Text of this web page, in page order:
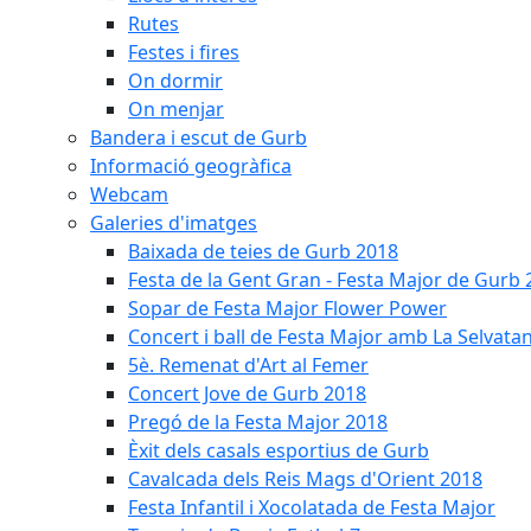
Rutes
Festes i fires
On dormir
On menjar
Bandera i escut de Gurb
Informació geogràfica
Webcam
Galeries d'imatges
Baixada de teies de Gurb 2018
Festa de la Gent Gran - Festa Major de Gurb
Sopar de Festa Major Flower Power
Concert i ball de Festa Major amb La
5è. Remenat d'Art al Femer
Concert Jove de Gurb 2018
Pregó de la Festa Major 2018
Èxit dels casals esportius de Gurb
Cavalcada dels Reis Mags d'Orient 2018
Festa Infantil i Xocolatada de Festa Major